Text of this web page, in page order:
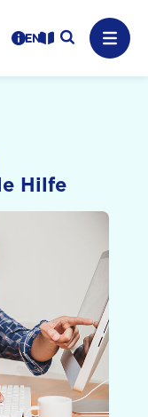
Medien,
Benutzerhinweise
informations in
Leichte Sprache
Suche
Hilfe